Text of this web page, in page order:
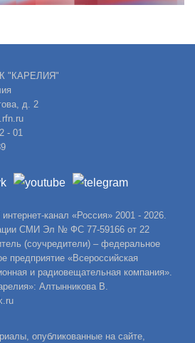
"КАРЕЛИЯ"
д. 2
- 01
канал «Россия» 2001 - 2026.
СМИ Эл № ФС 77-59166 от 22
(соучредители) – федеральное
предприятие «Всероссийская
и радиовещательная компания».
Алтынникова В.
опубликованные на сайте,